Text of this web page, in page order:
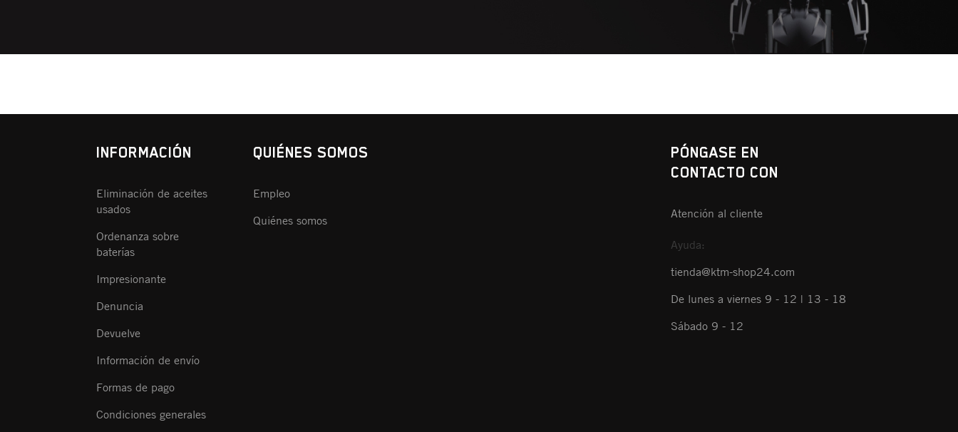
INFORMACIÓN
Eliminación de aceites
usados
Ordenanza sobre
baterías
Impresionante
Denuncia
Devuelve
Información de envío
Formas de pago
Condiciones generales
QUIÉNES SOMOS
Empleo
Quiénes somos
PÓNGASE EN
CONTACTO CON
Atención al cliente
Ayuda:
tienda@ktm-shop24.com
De lunes a viernes 9 - 12 | 13 - 18
Sábado 9 - 12